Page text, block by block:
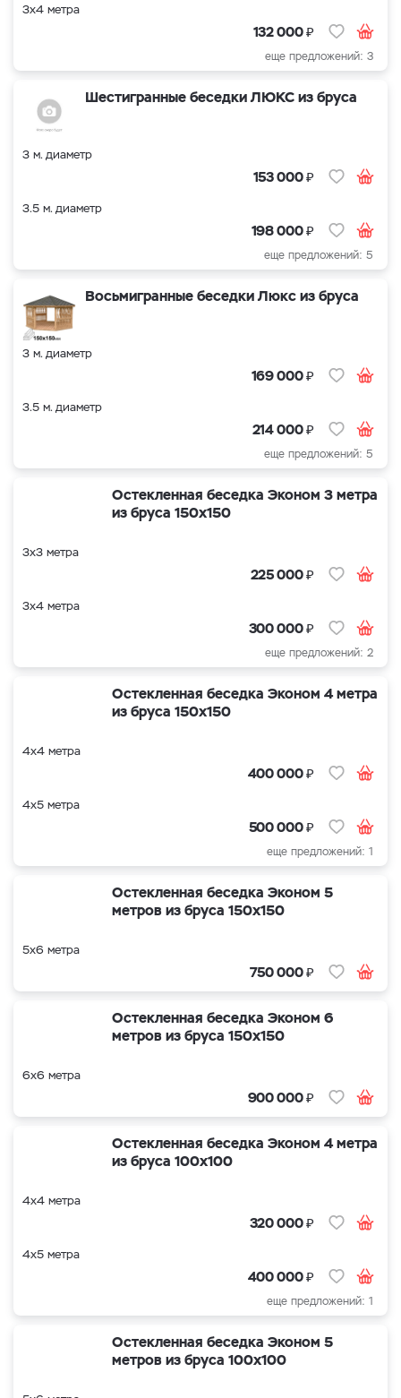
3х4 метра
132 000₽
еще предложений: 3
Шестигранные беседки ЛЮКС из бруса
3 м. диаметр
153 000₽
3.5 м. диаметр
198 000₽
еще предложений: 5
Восьмигранные беседки Люкс из бруса
3 м. диаметр
169 000₽
3.5 м. диаметр
214 000₽
еще предложений: 5
Остекленная беседка Эконом 3 метра
из бруса 150х150
3х3 метра
225 000₽
3х4 метра
300 000₽
еще предложений: 2
Остекленная беседка Эконом 4 метра
из бруса 150х150
4х4 метра
400 000₽
4х5 метра
500 000₽
еще предложений: 1
Остекленная беседка Эконом 5
метров из бруса 150х150
5х6 метра
750 000₽
Остекленная беседка Эконом 6
метров из бруса 150х150
6х6 метра
900 000₽
Остекленная беседка Эконом 4 метра
из бруса 100х100
4х4 метра
320 000₽
4х5 метра
400 000₽
еще предложений: 1
Остекленная беседка Эконом 5
метров из бруса 100х100